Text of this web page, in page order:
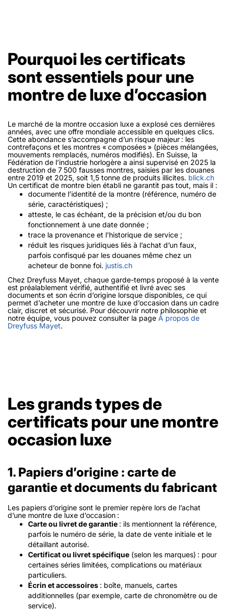
Pourquoi les certificats
sont essentiels pour une
montre de luxe d’occasion
Le marché de la montre occasion luxe a explosé ces dernières
années, avec une offre mondiale accessible en quelques clics.
Cette abondance s’accompagne d’un risque majeur : les
contrefaçons et les montres « composées » (pièces mélangées,
mouvements remplacés, numéros modifiés). En Suisse, la
Fédération de l’industrie horlogère a ainsi supervisé en 2025 la
destruction de 7 500 fausses montres, saisies par les douanes
entre 2019 et 2025, soit 1,5 tonne de produits illicites. blick.ch
Un certificat de montre bien établi ne garantit pas tout, mais il :
documente l’identité de la montre (référence, numéro de
série, caractéristiques) ;
atteste, le cas échéant, de la précision et/ou du bon
fonctionnement à une date donnée ;
trace la provenance et l’historique de service ;
réduit les risques juridiques liés à l’achat d’un faux,
parfois confisqué par les douanes même chez un
acheteur de bonne foi. justis.ch
Chez Dreyfuss Mayet, chaque garde-temps proposé à la vente
est préalablement vérifié, authentifié et livré avec ses
documents et son écrin d’origine lorsque disponibles, ce qui
permet d’acheter une montre de luxe d’occasion dans un cadre
clair, discret et sécurisé. Pour découvrir notre philosophie et
notre équipe, vous pouvez consulter la page À propos de
Dreyfuss Mayet.
Les grands types de
certificats pour une montre
occasion luxe
1. Papiers d’origine : carte de
garantie et documents du fabricant
Les papiers d’origine sont le premier repère lors de l’achat
d’une montre de luxe d’occasion :
Carte ou livret de garantie : ils mentionnent la référence,
parfois le numéro de série, la date de vente initiale et le
détaillant autorisé.
Certificat ou livret spécifique (selon les marques) : pour
certaines séries limitées, complications ou matériaux
particuliers.
Écrin et accessoires : boîte, manuels, cartes
additionnelles (par exemple, carte de chronomètre ou de
service).